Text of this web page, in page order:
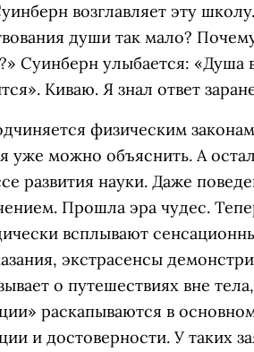
возглавляет эту
души так мало?
Суинберн улыбается:
Киваю. Я знал ответ
физическим
уже можно объяснить. А
развития науки. Даже
Прошла эра чудес.
всплывают
экстрасенсы
о путешествиях вне
раскапываются в
и достоверности. У таких